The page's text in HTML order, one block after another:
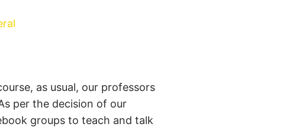
as usual, our professors
per the decision of our
groups to teach and talk